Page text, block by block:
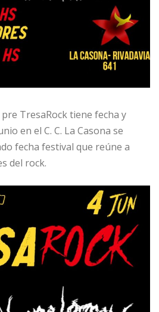
TresaRock tiene fecha y
en el C. C. La Casona se
fecha festival que reúne a
del rock.